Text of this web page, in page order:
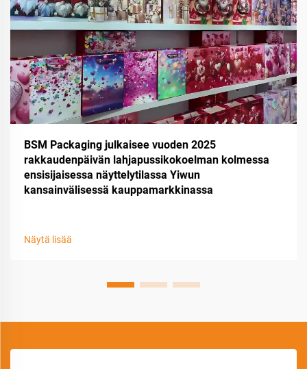
BSM Packaging julkaisee vuoden 2025
rakkaudenpäivän lahjapussikokoelman kolmessa
ensisijaisessa näyttelytilassa Yiwun
kansainvälisessä kauppamarkkinassa
Näytä lisää